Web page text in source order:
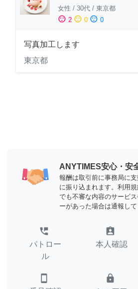
女性 / 30代 / 東京都
sentiment_satisfied 2 sentiment_neutral 0 sentiment_dissatisfied 0
写真加工します
東京都
ANYTIMES安心・安
報酬は取引前に事務局に
に振り込まれます。利用
でも不審な内容のサービ
ーがあった場合は通報して
perm_phone_msg
パトロー
ル
assignment_ind
本人確認
smartphone lock